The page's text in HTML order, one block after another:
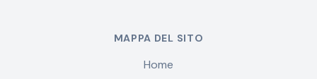
MAPPA DEL SITO
Home